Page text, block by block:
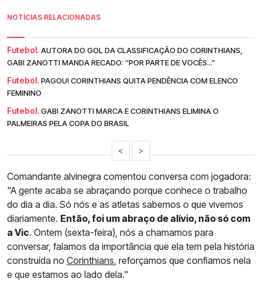
NOTÍCIAS RELACIONADAS
Futebol. AUTORA DO GOL DA CLASSIFICAÇÃO DO CORINTHIANS,
GABI ZANOTTI MANDA RECADO: “POR PARTE DE VOCÊS...”
Futebol. PAGOU! CORINTHIANS QUITA PENDÊNCIA COM ELENCO
FEMININO
Futebol. GABI ZANOTTI MARCA E CORINTHIANS ELIMINA O
PALMEIRAS PELA COPA DO BRASIL
< >
Comandante alvinegra comentou conversa com jogadora:
"A gente acaba se abraçando porque conhece o trabalho
do dia a dia. Só nós e as atletas sabemos o que vivemos
diariamente. Então, foi um abraço de alívio, não só com
a Vic. Ontem (sexta-feira), nós a chamamos para
conversar, falamos da importância que ela tem pela história
construída no Corinthians , reforçamos que confiamos nela
e que estamos ao lado dela."